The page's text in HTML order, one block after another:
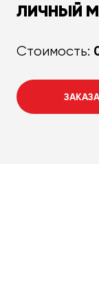
ЛИЧНЫЙ
Стоимость: